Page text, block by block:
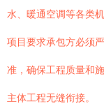
水、暖通空调等各类
项目要求承包方必须
准，确保工程质量和
主体工程无缝衔接。